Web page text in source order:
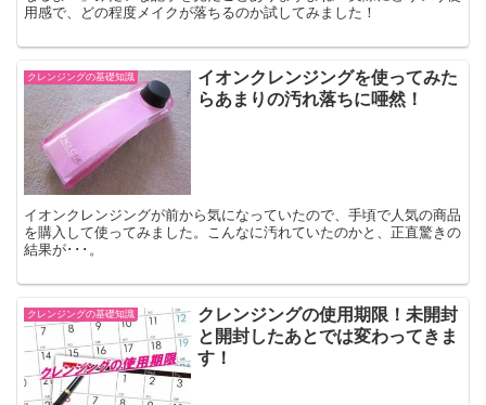
用感で、どの程度メイクが落ちるのか試してみました！
クレンジングの基礎知識
イオンクレンジングを使ってみた
らあまりの汚れ落ちに唖然！
イオンクレンジングが前から気になっていたので、手頃で人気の商品
を購入して使ってみました。こんなに汚れていたのかと、正直驚きの
結果が･･･。
クレンジングの基礎知識
クレンジングの使用期限！未開封
と開封したあとでは変わってきま
す！